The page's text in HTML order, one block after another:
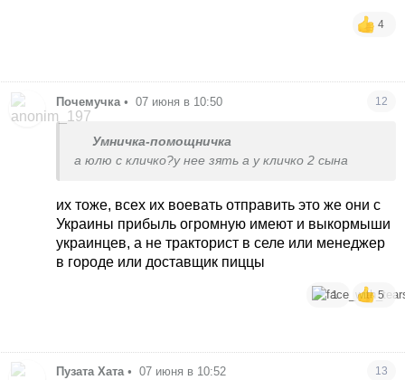
4
Почемучка • 07 июня в 10:50 12
Умничка-помощничка
а юлю с кличко?у нее зять а у кличко 2 сына
их тоже, всех их воевать отправить это же они с
Украины прибыль огромную имеют и выкормыши
украинцев, а не тракторист в селе или менеджер
в городе или доставщик пиццы
1 5
Пузата Хата • 07 июня в 10:52 13